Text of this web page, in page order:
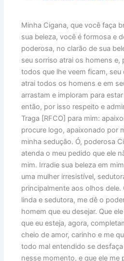
Minha Cigana, que você faça
sua beleza, você é formosa e
poderosa, no clarão de sua
seu sorriso atrai os homens e,
todos que lhe veem ficam,
atrai todos os homens e em
arrastam e imploram para
então, por isso respeito e
Traga [RFCO] para mim:
procure logo, apaixonado por
minha sedução. Ó, poderosa
atenda o meu pedido que ele
mim. Irradie sua beleza em
uma mulher irresistível,
principalmente aos olhos dele.
linda e sedutora, me dê o
homem que eu desejar. Que
que eu esteja, agora,
cheio de amor, carinho e me
todo mal entendido se
nesse momento, e que ele me